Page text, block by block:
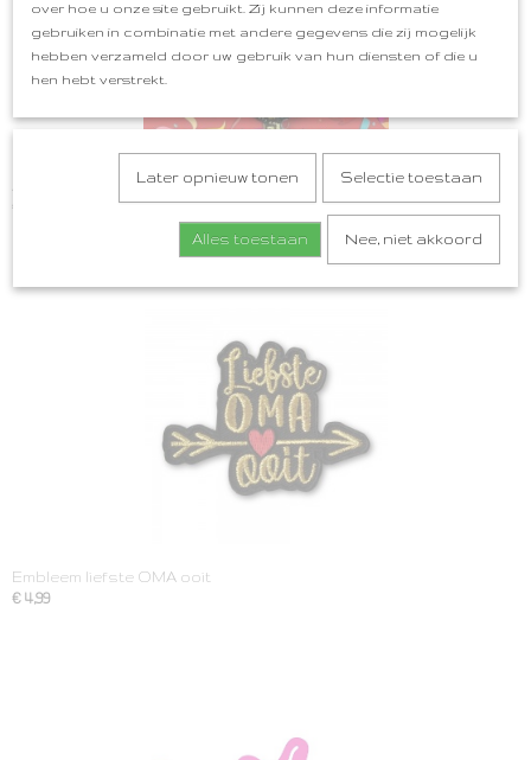
Als ik terug kon in de tijd Embleem
€ 5,99
Embleem liefste OMA ooit
€ 4,99
over hoe u onze site gebruikt. Zij kunnen deze informatie
gebruiken in combinatie met andere gegevens die zij mogelijk
hebben verzameld door uw gebruik van hun diensten of die u
hen hebt verstrekt.
Later opnieuw tonen Selectie toestaan
Alles toestaan Nee, niet akkoord